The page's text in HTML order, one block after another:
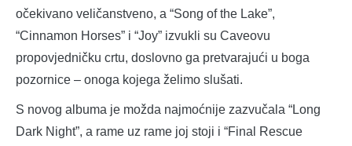
očekivano veličanstveno, a “Song of the Lake”,
“Cinnamon Horses” i “Joy” izvukli su Caveovu
propovjedničku crtu, doslovno ga pretvarajući u boga
pozornice – onoga kojega želimo slušati.
S novog albuma je možda najmoćnije zazvučala “Long
Dark Night”, a rame uz rame joj stoji i “Final Rescue